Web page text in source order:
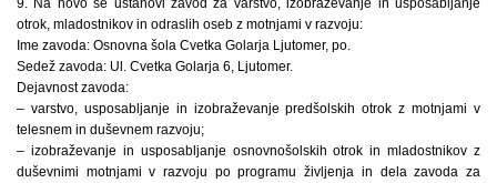
otrok, mladostnikov in odraslih oseb z motnjami v razvoju:
Ime zavoda: Osnovna šola Cvetka Golarja Ljutomer, po.
Sedež zavoda: Ul. Cvetka Golarja 6, Ljutomer.
Dejavnost zavoda:
– varstvo, usposabljanje in izobraževanje predšolskih otrok z motnjami v
telesnem in duševnem razvoju;
– izobraževanje in usposabljanje osnovnošolskih otrok in mladostnikov z
duševnimi motnjami v razvoju po programu življenja in dela zavoda za